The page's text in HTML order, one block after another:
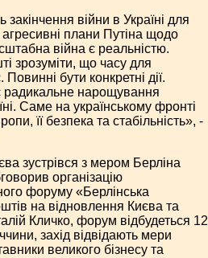
війни в Україні для
плани Путіна щодо
війна є реальністю.
зрозуміти, що часу для
бути конкретні дії.
радикальне нарощування
Саме на українському фронті
її безпека та стабільність», -
зустрівся з мером Берліна
організацію
форуму «Берлінська
на відновлення Києва та
Кличко, форум відбудеться 12
захід відвідають мери
великого бізнесу та